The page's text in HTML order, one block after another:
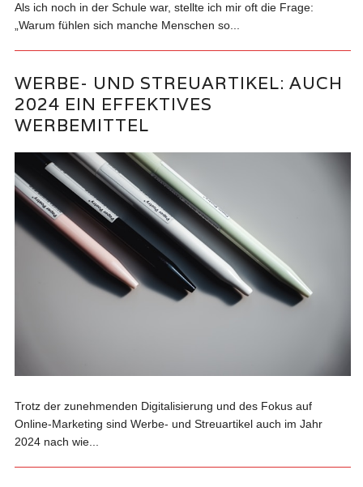
Als ich noch in der Schule war, stellte ich mir oft die Frage:
„Warum fühlen sich manche Menschen so...
WERBE- UND STREUARTIKEL: AUCH
2024 EIN EFFEKTIVES
WERBEMITTEL
Trotz der zunehmenden Digitalisierung und des Fokus auf
Online-Marketing sind Werbe- und Streuartikel auch im Jahr
2024 nach wie...